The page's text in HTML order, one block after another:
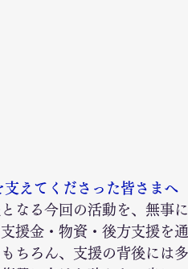
えてくださった皆さまへ
なる今回の活動を、無事
援金・物資・後方支援を
ちろん、支援の背後には